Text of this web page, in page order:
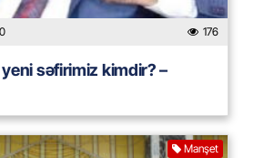
176
səfirimiz kimdir? –
Manşet